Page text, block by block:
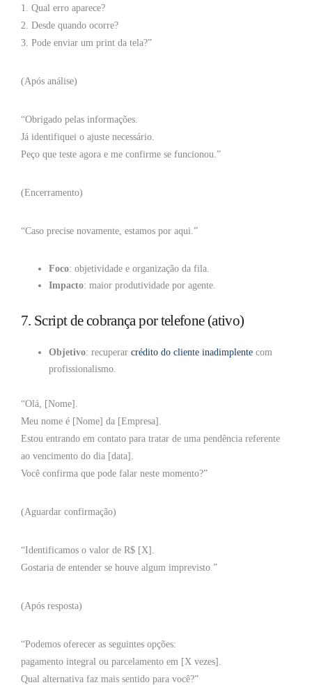
1. Qual erro aparece?
2. Desde quando ocorre?
3. Pode enviar um print da tela?”
(Após análise)
“Obrigado pelas informações.
Já identifiquei o ajuste necessário.
Peço que teste agora e me confirme se funcionou.”
(Encerramento)
“Caso precise novamente, estamos por aqui.”
Foco: objetividade e organização da fila.
Impacto: maior produtividade por agente.
7. Script de cobrança por telefone (ativo)
Objetivo: recuperar crédito do cliente inadimplente com
profissionalismo.
“Olá, [Nome].
Meu nome é [Nome] da [Empresa].
Estou entrando em contato para tratar de uma pendência referente
ao vencimento do dia [data].
Você confirma que pode falar neste momento?”
(Aguardar confirmação)
“Identificamos o valor de R$ [X].
Gostaria de entender se houve algum imprevisto.”
(Após resposta)
“Podemos oferecer as seguintes opções:
pagamento integral ou parcelamento em [X vezes].
Qual alternativa faz mais sentido para você?”